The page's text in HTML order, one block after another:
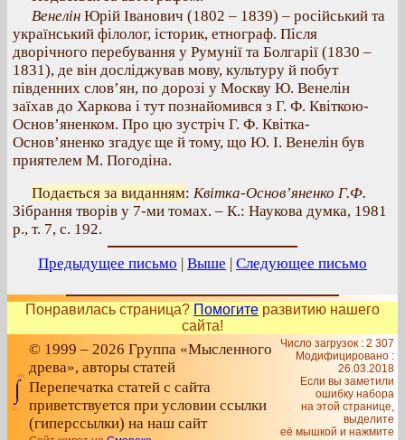
Венелін Юрій Іванович (1802 – 1839) – російський та
український філолог, історик, етнограф. Після
дворічного перебування у Румунії та Болгарії (1830 –
1831), де він досліджував мову, культуру й побут
південних слов’ян, по дорозі у Москву Ю. Венелін
заїхав до Харкова і тут познайомився з Г. Ф. Квіткою-
Основ’яненком. Про цю зустріч Г. Ф. Квітка-
Основ’яненко згадує ще й тому, що Ю. І. Венелін був
приятелем М. Погодіна.
Подається за виданням: Квітка-Основ’яненко Г.Ф.
Зібрання творів у 7-ми томах. – К.: Наукова думка, 1981
р., т. 7, с. 192.
Предыдущее письмо | Выше | Следующее письмо
Понравилась страница? Помогите развитию нашего
сайта!
© 1999 – 2026 Группа «Мысленного
древа», авторы статей
Перепечатка статей с сайта
приветствуется при условии ссылки
(гиперссылки) на наш сайт
Число загрузок : 2 307
Модифицировано :
26.03.2018
Если вы заметили
ошибку набора
на этой странице,
выделите
её мышкой и нажмите